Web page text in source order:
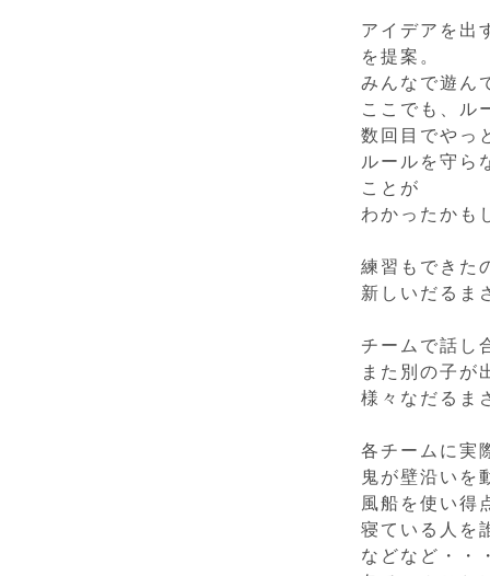
アイデアを出
を提案。
みんなで遊ん
ここでも、ル
数回目でやっ
ルールを守ら
ことが
わかったかも
練習もできた
新しいだるま
チームで話し
また別の子が
様々なだるま
各チームに実
鬼が壁沿いを
風船を使い得
寝ている人を
などなど・・